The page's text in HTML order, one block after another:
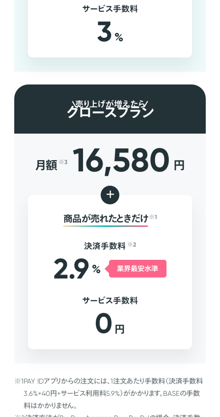
サービス手数料
3 %
売り上げが増えたら
グロースプラン
月額 ※3 16,580 円
+
商品が売れたときだけ ※1
決済手数料 ※2
2.9 % 業界最安水準
サービス手数料
0 円
※1PAY IDアプリからの注文には、1注文あたり手数料（決済手数料
3.6%+40円+サービス利用料5.9%）がかかります。BASEの手数
料はかかりません。